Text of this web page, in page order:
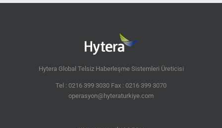
Hytera Global Telsiz Haberleşme Sistemleri Üreticisi
Tel : 0216 399 3030 Fax : 0216 399 3070
operasyon@hyteraturkiye.com